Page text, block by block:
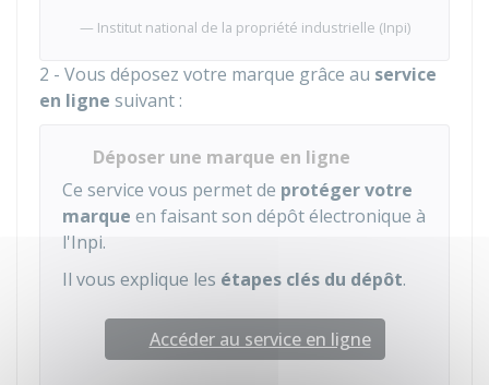
Institut national de la propriété industrielle (Inpi)
2 - Vous déposez votre marque grâce au service
en ligne suivant :
Déposer une marque en ligne
Ce service vous permet de protéger votre
marque en faisant son dépôt électronique à
l'Inpi.
Il vous explique les étapes clés du dépôt.
Accéder au service en ligne